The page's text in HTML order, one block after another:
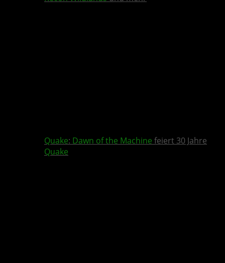
Quake: Dawn of the Machine feiert 30 Jahre
Quake